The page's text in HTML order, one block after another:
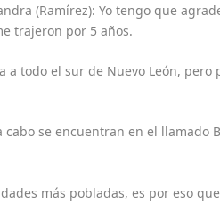
(Ramírez): Yo tengo que
trajeron por 5 años.
a todo el sur de Nuevo León, pero
se encuentran en el llamado
más pobladas, es por eso